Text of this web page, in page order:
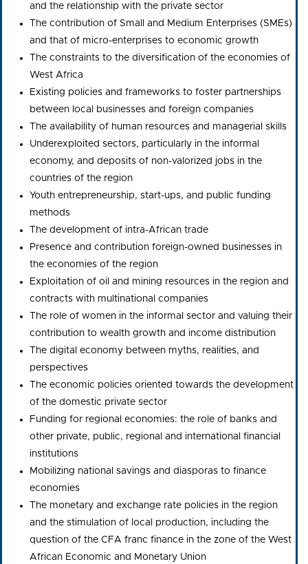
and the relationship with the private sector
The contribution of Small and Medium Enterprises (SMEs)
and that of micro-enterprises to economic growth
The constraints to the diversification of the economies of
West Africa
Existing policies and frameworks to foster partnerships
between local businesses and foreign companies
The availability of human resources and managerial skills
Underexploited sectors, particularly in the informal
economy, and deposits of non-valorized jobs in the
countries of the region
Youth entrepreneurship, start-ups, and public funding
methods
The development of intra-African trade
Presence and contribution foreign-owned businesses in
the economies of the region
Exploitation of oil and mining resources in the region and
contracts with multinational companies
The role of women in the informal sector and valuing their
contribution to wealth growth and income distribution
The digital economy between myths, realities, and
perspectives
The economic policies oriented towards the development
of the domestic private sector
Funding for regional economies: the role of banks and
other private, public, regional and international financial
institutions
Mobilizing national savings and diasporas to finance
economies
The monetary and exchange rate policies in the region
and the stimulation of local production, including the
question of the CFA franc finance in the zone of the West
African Economic and Monetary Union